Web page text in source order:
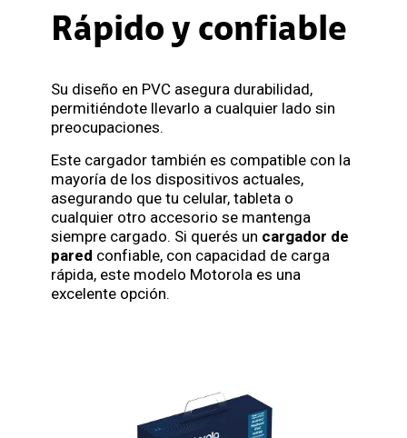
Rápido y confiable
Su diseño en PVC asegura durabilidad,
permitiéndote llevarlo a cualquier lado sin
preocupaciones.
Este cargador también es compatible con la
mayoría de los dispositivos actuales,
asegurando que tu celular, tableta o
cualquier otro accesorio se mantenga
siempre cargado. Si querés un cargador de
pared confiable, con capacidad de carga
rápida, este modelo Motorola es una
excelente opción.